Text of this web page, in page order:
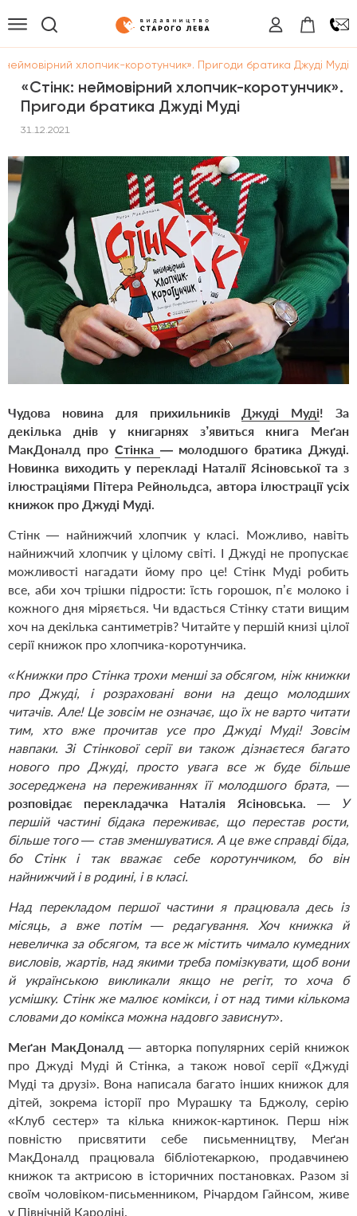
неймовірний хлопчик-коротунчик». Пригоди братика Джуді Муді
«Стінк: неймовірний хлопчик-коротунчик».
Пригоди братика Джуді Муді
31.12.2021
Чудова новина для прихильників Джуді Муді! За
декілька днів у книгарнях з’явиться книга Меґан
МакДоналд про Стінка — молодшого братика Джуді.
Новинка виходить у перекладі Наталії Ясіновської та з
ілюстраціями Пітера Рейнольдса, автора ілюстрації усіх
книжок про Джуді Муді.
Стінк — найнижчий хлопчик у класі. Можливо, навіть
найнижчий хлопчик у цілому світі. І Джуді не пропускає
можливості нагадати йому про це! Стінк Муді робить
все, аби хоч трішки підрости: їсть горошок, п’є молоко і
кожного дня міряється. Чи вдасться Стінку стати вищим
хоч на декілька сантиметрів? Читайте у першій книзі цілої
серії книжок про хлопчика-коротунчика.
«Книжки про Стінка трохи менші за обсягом, ніж книжки
про Джуді, і розраховані вони на дещо молодших
читачів. Але! Це зовсім не означає, що їх не варто читати
тим, хто вже прочитав усе про Джуді Муді! Зовсім
навпаки. Зі Стінкової серії ви також дізнаєтеся багато
нового про Джуді, просто увага все ж буде більше
зосереджена на переживаннях її молодшого брата, —
розповідає перекладачка Наталія Ясіновська.
— У
першій частині бідака переживає, що перестав рости,
більше того — став зменшуватися. А це вже справді біда,
бо Стінк і так вважає себе коротунчиком, бо він
найнижчий і в родині, і в класі.
Над перекладом першої частини я працювала десь із
місяць, а вже потім — редагування. Хоч книжка й
невеличка за обсягом, та все ж містить чимало кумедних
висловів, жартів, над якими треба помізкувати, щоб вони
й українською викликали якщо не регіт, то хоча б
усмішку. Стінк же малює комікси, і от над тими кількома
словами до комікса можна надовго зависнут».
Меґан МакДоналд — авторка популярних серій книжок
про Джуді Муді й Стінка, а також нової серії «Джуді
Муді та друзі». Вона написала багато інших книжок для
дітей, зокрема історії про Мурашку та Бджолу, серію
«Клуб сестер» та кілька книжок-картинок. Перш ніж
повністю присвятити себе письменництву, Меґан
МакДоналд працювала бібліотекаркою, продавчинею
книжок та актрисою в історичних постановках. Разом зі
своїм чоловіком-письменником, Річардом Гайнсом, живе
у Північній Кароліні.